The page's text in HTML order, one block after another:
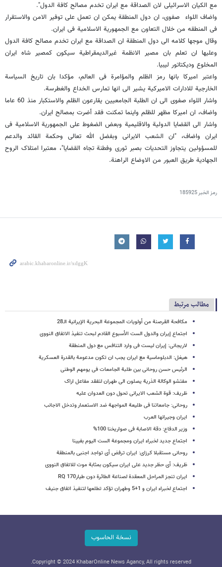
مع الکیان الاسرائیلی لان الصداقة مع ایران تخدم مصالح کافة الدول".
واضاف اللواء صفوی، ان دول المنطقة یمکن ان تعمل على توفیر الامن والاستقرار
فی المنطقه من خلال التعاون مع الجمهوریة الاسلامیة فی ایران.
وقال موجها کلامه الى دول المنطقة ان الصداقة مع ایران تخدم مصالح کافة الدول
وعلیها ان تعلم بان مصیر الانظمة غیرالدیمقراطیة سیکون کمصیر شاه ایران
المخلوع ودیکتاتور لیبیا.
واعتبر امیرکا بانها رمز الظلم والمؤامرة فی العالم، مؤکدا بان تاریخ السیاسة
الخارجیة للادارات الامیرکیة یشیر الى انها تمارس الخداع والغطرسة.
واشار اللواء صفوی الى ان الطلبة الجامعیین یقارعون الظلم والاستکبار منذ 60 عاما
واضاف، ان امیرکا مظهر للظلم واینما تمکنت فقد أضرت بمصالح ایران.
واشار الى القضایا الدولیة والاقلیمیة وبعض الضغوط على الجمهوریة الاسلامیة فی
ایران واضاف، "ان الشعب الایرانی وبفضل الله تعالى وحکمة القائد والدعم
للمسؤولین یتجاوز التحدیات بصبر ثوری وفطنة تجاه القضایا"، معتبرا امتلاک الروح
الجهادیة طریق العبور من الاوضاع الراهنة.
رمز الخبر185925
مطالب مرتبط
مکافحة القرصنة من أولویات المجموعة البحریة الإیرانیة الـ28
اجتماع إیران والدول الست الأسبوع القادم لبحث تنفیذ الاتفاق النووی
لاریجانی: إیران لیست فی وارد التنافس مع دول المنطقة
هیغل: الدبلوماسیة مع ایران یجب ان تکون مدعومة بالقدرة العسکریة
الرئیس حسن روحانی بین طلبة الجامعات فی یومهم الوطنی
مفتشو الوکالة الذریة یصلون الى طهران لتفقد مفاعل اراک
ظریف: قوة الشعب الایرانی تحول دون العدوان علیه
روحانی:‌ جامعاتنا فی طلیعة المواجهة ضد الاستعمار وتدخل الاجانب
ایران وجیرانها العرب
وزیر الدفاع: دقة الاصابة فی صواریخنا 100%
اجتماع جدید لخبراء ایران ومجموعة الست الیوم بفیینا
روحانی مستقبلا کرزای: ایران ترفض أی تواجد اجنبی بالمنطقة
ظریف: أی حظر جدید على ایران سیکون بمثابة موت للاتفاق النووی
ایران تنجز المراحل المعقدة لصناعة الطائرة دون طیار170 RQ
اجتماع لخبراء ایران و 1+5 وطهران تؤکد تطلعها لتنفیذ اتفاق جنیف
نسخة الحاسوب
Copyright © 2024 KhabarOnline News Agancy, All rights reserved.